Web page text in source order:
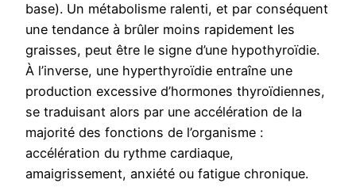
base). Un métabolisme ralenti, et par conséquent
une tendance à brûler moins rapidement les
graisses, peut être le signe d’une hypothyroïdie.
À l’inverse, une hyperthyroïdie entraîne une
production excessive d’hormones thyroïdiennes,
se traduisant alors par une accélération de la
majorité des fonctions de l’organisme :
accélération du rythme cardiaque,
amaigrissement, anxiété ou fatigue chronique.